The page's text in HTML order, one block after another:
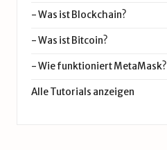
-Was ist Blockchain?
-Was ist Bitcoin?
-Wie funktioniert MetaMask?
Alle Tutorials anzeigen